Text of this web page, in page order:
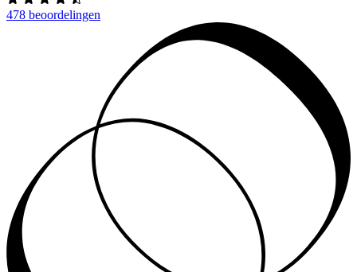
478 beoordelingen